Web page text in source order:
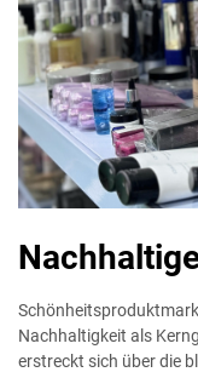
Nachhaltigkeit als
erstreckt sich über die